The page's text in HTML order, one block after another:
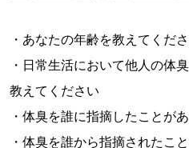
・あなたの年齢を教えてくだ
・日常生活において他人の体
教えてください
・体臭を誰に指摘したことが
・体臭を誰から指摘されたこ